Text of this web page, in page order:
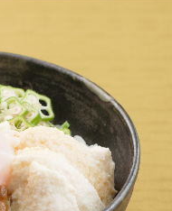
調味酢
ぽん酢